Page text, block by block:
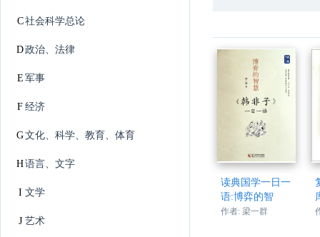
读典国学一日一
语:博弈的智
作者: 梁一群
C社会科学总论
D政治、法律
E 军事
F 经济
G文化、科学、教育、体育
H语言、文字
I 文学
J 艺术